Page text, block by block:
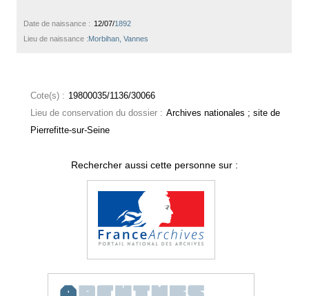
Date de naissance : 12/07/1892
Lieu de naissance :Morbihan, Vannes
Cote(s) : 19800035/1136/30066
Lieu de conservation du dossier : Archives nationales ; site de
Pierrefitte-sur-Seine
Rechercher aussi cette personne sur :